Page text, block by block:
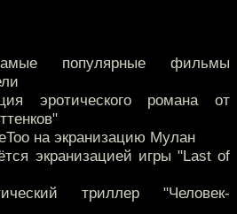
популярные фильмы
эротического романа от
на экранизацию Мулан
экранизацией игры "Last of
триллер "Человек-